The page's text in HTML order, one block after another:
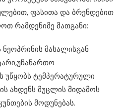
ფასითა და ბრენდებით
რამდენიმე მათგანი:
ნეოპრინის მასალისგან
ტემპერატურული
ახდენს მუცლის მიდამოს
მოდუნებას.